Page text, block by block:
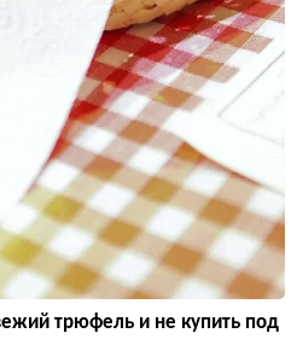
трюфель и не купить под